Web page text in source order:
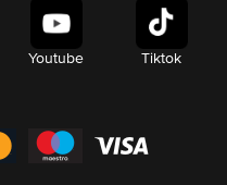
Youtube Tiktok